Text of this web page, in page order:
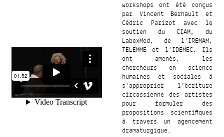
workshops ont été conçus
par Vincent Berhault et
Cédric Parizot avec le
soutien du CIAM, du
LabexMed, de l’IREMAM,
TELEMME et l’IDEMEC. Ils
ont amenés, les
chercheurs en science
humaines et sociales à
s’approprier l’écriture
circassienne des artistes
pour formuler des
propositions scientifiques
à travers un agencement
dramaturgique.